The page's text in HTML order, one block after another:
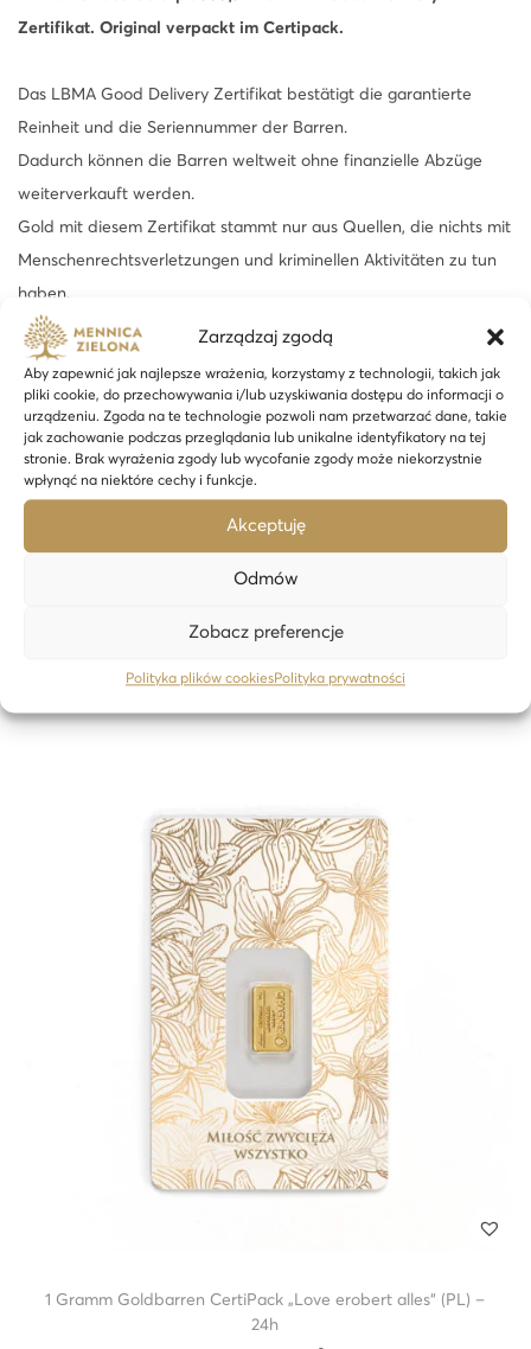
Zarządzaj zgodą
Aby zapewnić jak najlepsze wrażenia, korzystamy z technologii, takich jak
pliki cookie, do przechowywania i/lub uzyskiwania dostępu do informacji o
urządzeniu. Zgoda na te technologie pozwoli nam przetwarzać dane, takie
jak zachowanie podczas przeglądania lub unikalne identyfikatory na tej
stronie. Brak wyrażenia zgody lub wycofanie zgody może niekorzystnie
wpłynąć na niektóre cechy i funkcje.
Akceptuję
Odmów
Zobacz preferencje
Polityka plików cookiesPolityka prywatności
A
2
4
h
M
e
n
e
Zertifikat. Original verpackt im Certipack.
Das LBMA Good Delivery Zertifikat bestätigt die garantierte
Reinheit und die Seriennummer der Barren.
Dadurch können die Barren weltweit ohne finanzielle Abzüge
weiterverkauft werden.
Gold mit diesem Zertifikat stammt nur aus Quellen, die nichts mit
Menschenrechtsverletzungen und kriminellen Aktivitäten zu tun
haben.
Die Bar zeichnet sich durch ihre einzigartige Ästhetik aus. Seine
äußerst filigrane Oberflächenstruktur verleiht ihm eine exklusive
Optik.
Im Rahmen des Kaufs bieten wir eine kostenlose Überprüfung
der bei uns gekauften Produkte mit einem Spektrometer und
Ähnliche Produkte
1 Gramm Goldbarren CertiPack „Love erobert alles“ (PL) –
24h